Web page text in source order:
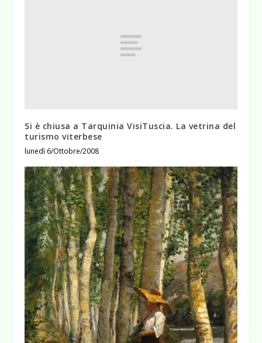
Si è chiusa a Tarquinia VisiTuscia. La vetrina del
turismo viterbese
lunedì 6/Ottobre/2008